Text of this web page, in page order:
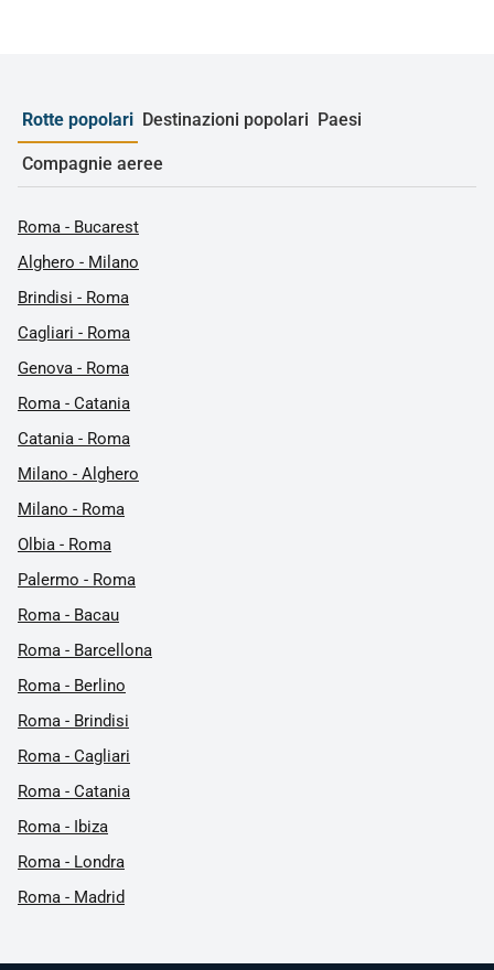
Rotte popolari Destinazioni popolari Paesi
Compagnie aeree
Roma - Bucarest
Alghero - Milano
Brindisi - Roma
Cagliari - Roma
Genova - Roma
Roma - Catania
Catania - Roma
Milano - Alghero
Milano - Roma
Olbia - Roma
Palermo - Roma
Roma - Bacau
Roma - Barcellona
Roma - Berlino
Roma - Brindisi
Roma - Cagliari
Roma - Catania
Roma - Ibiza
Roma - Londra
Roma - Madrid